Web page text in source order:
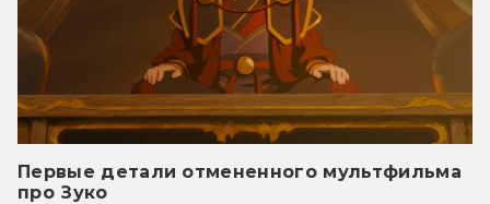
Первые детали отмененного мультфильма
про Зуко